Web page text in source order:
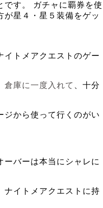
です。 ガチャに覇券を使
が星４・星５装備をゲッ
イトメアクエストのゲー
倉庫に一度入れて
、十分
ジから使って行くのがい
ーバーは本当にシャレに
ナイトメアクエストに持